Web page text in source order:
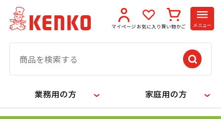
マイページ お気に入り 買い物かご メニュー
業務用の方 家庭用の方